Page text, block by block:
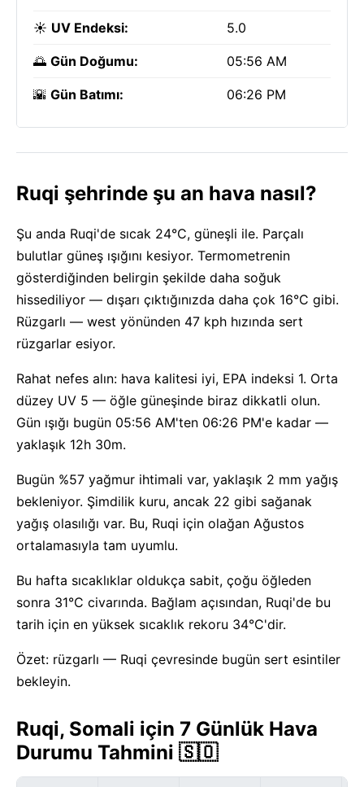
☀️ UV Endeksi: 5.0
🌅 Gün Doğumu: 05:56 AM
🌇 Gün Batımı: 06:26 PM
Ruqi şehrinde şu an hava nasıl?
Şu anda Ruqi'de sıcak 24°C, güneşli ile. Parçalı
bulutlar güneş ışığını kesiyor. Termometrenin
gösterdiğinden belirgin şekilde daha soğuk
hissediliyor — dışarı çıktığınızda daha çok 16°C gibi.
Rüzgarlı — west yönünden 47 kph hızında sert
rüzgarlar esiyor.
Rahat nefes alın: hava kalitesi iyi, EPA indeksi 1. Orta
düzey UV 5 — öğle güneşinde biraz dikkatli olun.
Gün ışığı bugün 05:56 AM'ten 06:26 PM'e kadar —
yaklaşık 12h 30m.
Bugün %57 yağmur ihtimali var, yaklaşık 2 mm yağış
bekleniyor. Şimdilik kuru, ancak 22 gibi sağanak
yağış olasılığı var. Bu, Ruqi için olağan Ağustos
ortalamasıyla tam uyumlu.
Bu hafta sıcaklıklar oldukça sabit, çoğu öğleden
sonra 31°C civarında. Bağlam açısından, Ruqi'de bu
tarih için en yüksek sıcaklık rekoru 34°C'dir.
Özet: rüzgarlı — Ruqi çevresinde bugün sert esintiler
bekleyin.
Ruqi, Somali için 7 Günlük Hava
Durumu Tahmini 🇸🇴